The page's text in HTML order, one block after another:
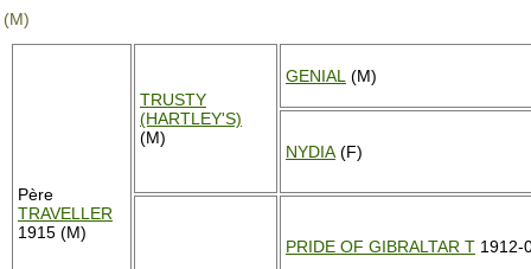
(M)
Père
TRAVELLER
1915 (M)
TRUSTY
(HARTLEY'S)
(M)
GENIAL (M)
NYDIA (F)
PRIDE OF GIBRALTAR T 1912-